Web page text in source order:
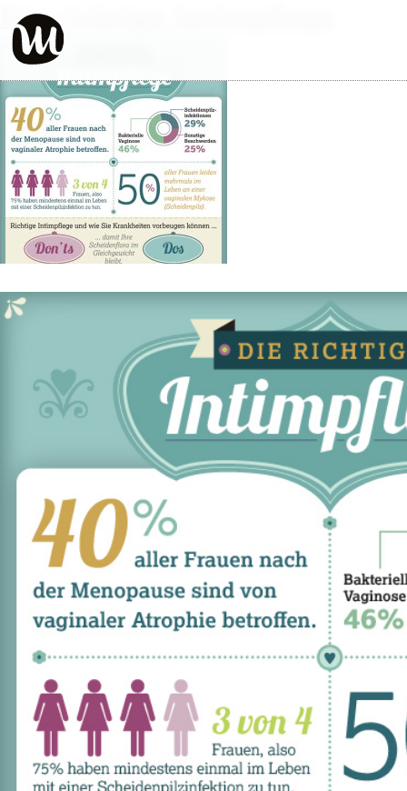
Die richtige Intimpflege